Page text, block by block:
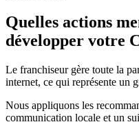
Quelles actions
développer votre
Le franchiseur gère toute la
internet, ce qui représente un
Nous appliquons les
communication locale et un